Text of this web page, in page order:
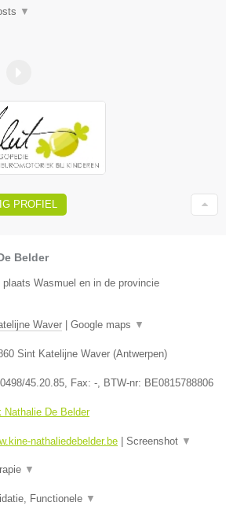
▼
PROFIEL
Belder
Wasmuel en in de provincie
Waver Google maps ▼
Sint Katelijne Waver (Antwerpen)
45.20.85, Fax: -, BTW-nr: BE0815788806
Nathalie De Belder
nathaliedebelder.be Screenshot ▼
▼
Functionele ▼